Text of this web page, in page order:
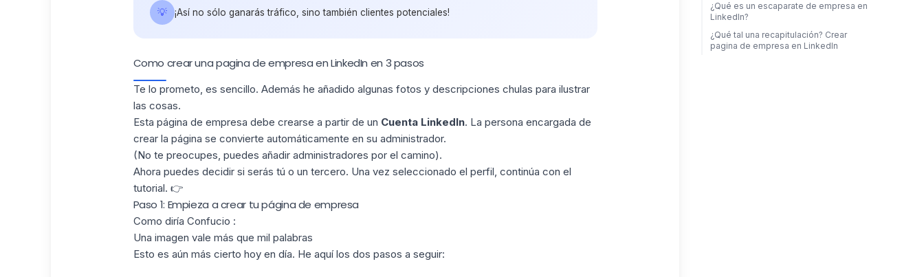
💡 ¡Así no sólo ganarás tráfico, sino también clientes potenciales!
Como crear una pagina de empresa en LinkedIn en 3 pasos
Te lo prometo, es sencillo. Además he añadido algunas fotos y descripciones chulas para ilustrar
las cosas.
Esta página de empresa debe crearse a partir de un Cuenta LinkedIn. La persona encargada de
crear la página se convierte automáticamente en su administrador.
(No te preocupes, puedes añadir administradores por el camino).
Ahora puedes decidir si serás tú o un tercero. Una vez seleccionado el perfil, continúa con el
tutorial. 👉
Paso 1: Empieza a crear tu página de empresa
Como diría Confucio :
Una imagen vale más que mil palabras
Esto es aún más cierto hoy en día. He aquí los dos pasos a seguir:
¿Qué es un escaparate de empresa en
LinkedIn?
¿Qué tal una recapitulación? Crear
pagina de empresa en LinkedIn